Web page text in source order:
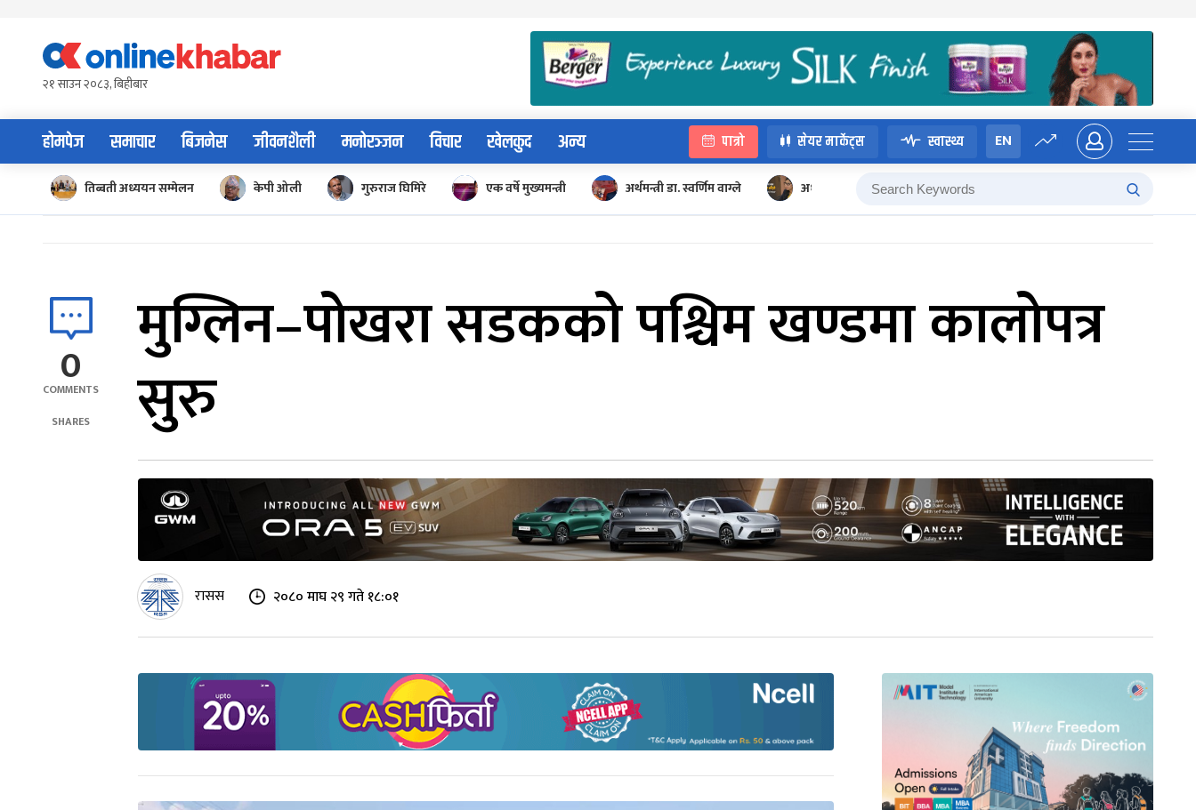
content२१ साउन २०८३, बिहीबार
होमपेज समाचार बिजनेस जीवनशैली मनोरञ्जन विचार खेलकुद अन्य पात्रो सेयर मार्केट्स स्वास्थ्य EN
तिब्बती अध्ययन सम्मेलन केपी ओली गुरुराज घिमिरे एक वर्षे मुख्यमन्त्री अर्थमन्त्री डा. स्वर्णिम वाग्ले अध्यादेश
0
COMMENTS
SHARES
मुग्लिन–पोखरा सडकको पश्चिम खण्डमा कालोपत्र
सुरु
रासस २०८० माघ २९ गते १८:०१